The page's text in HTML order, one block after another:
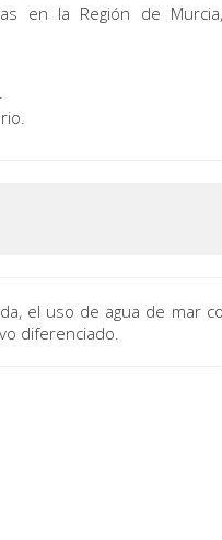
en la Región de
el uso de agua de mar
diferenciado.